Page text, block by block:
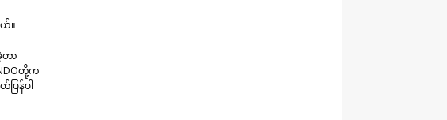
။
တာ
တို့က
ြန်ပါ